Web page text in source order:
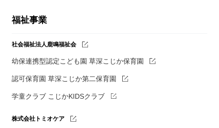
福祉事業
社会福祉法人鹿鳴福祉会
幼保連携型認定こども園 草深こじか保育園
認可保育園 草深こじか第二保育園
学童クラブ こじかKIDSクラブ
株式会社トミオケア